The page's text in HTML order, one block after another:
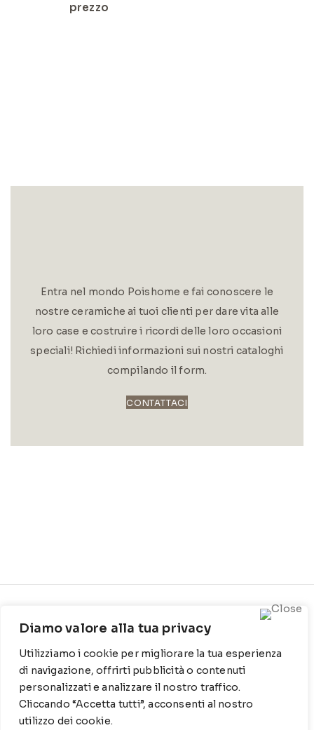
Diamo valore alla tua privacy
Utilizziamo i cookie per migliorare la tua esperienza
di navigazione, offrirti pubblicità o contenuti
personalizzati e analizzare il nostro traffico.
Cliccando “Accetta tutti”, acconsenti al nostro
utilizzo dei cookie.
prezzo
Entra nel mondo Poishome e fai conoscere le
nostre ceramiche ai tuoi clienti per dare vita alle
loro case e costruire i ricordi delle loro occasioni
speciali! Richiedi informazioni sui nostri cataloghi
compilando il form.
CONTATTACI
1316 - 70044 Polignano a
mare
T
WZ: 329 6510725
Cookie Policy
Privacy Policy